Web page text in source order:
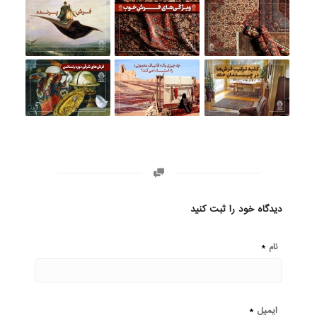
دیدگاه خود را ثبت کنید
نام *
ایمیل *